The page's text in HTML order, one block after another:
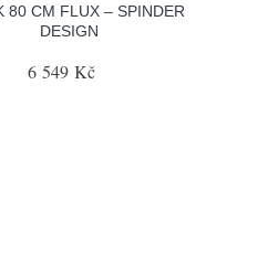
80 CM FLUX – SPINDER
DESIGN
6 549 Kč